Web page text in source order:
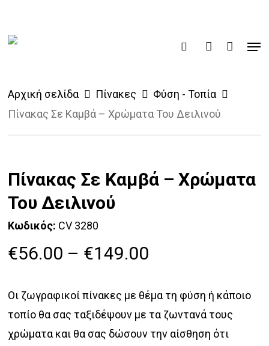
mainProducts
search account
Αρχική σελίδα Πίνακες
Φύση - Τοπία
Πίνακας Σε Καμβά – Χρώματα Του Δειλινού
Πίνακας Σε Καμβά – Χρώματα
Του Δειλινού
Κωδικός: CV 3280
€56.00 – €149.00
€56.00
through
€149.00
Οι ζωγραφικοί πίνακες με θέμα τη φύση ή κάποιο
τοπίο θα σας ταξιδέψουν με τα ζωντανά τους
χρώματα και θα σας δώσουν την αίσθηση ότι